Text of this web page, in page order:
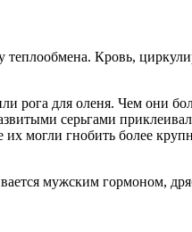
Кровь,
рога для оленя. Чем они
серьгами
могли гнобить более
мужским гормоном,